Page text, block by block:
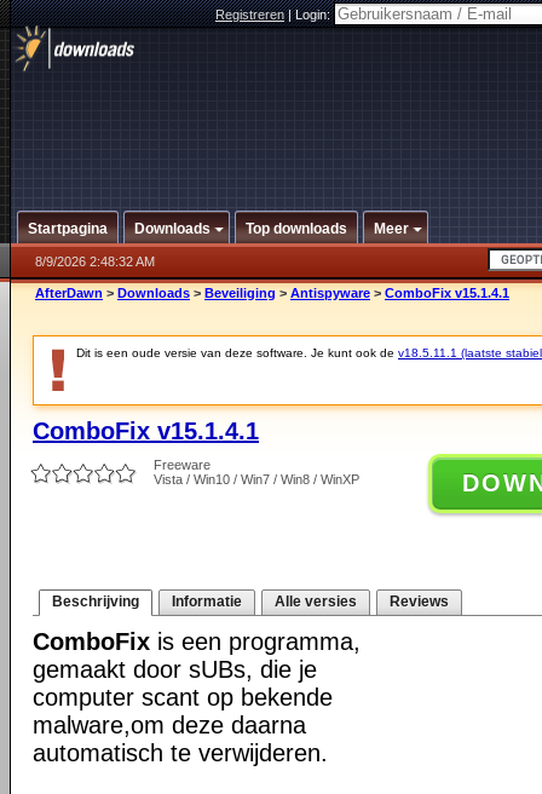
Registreren|Login:
Startpagina Downloads Top downloads Meer
8/9/2026 2:48:32 AM
AfterDawn > Downloads > Beveiliging > Antispyware > ComboFix v15.1.4.1
Dit is een oude versie van deze software. Je kunt ook de v18.5.11.1 (laatste
ComboFix v15.1.4.1
Freeware
Vista / Win10 / Win7 / Win8 / WinXP
Beschrijving Informatie Alle versies Reviews
ComboFix is een programma,
gemaakt door sUBs, die je
computer scant op bekende
malware,om deze daarna
automatisch te verwijderen.